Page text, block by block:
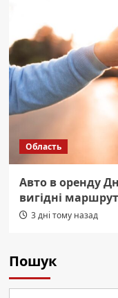
Область
Авто в оренду
вигідні
3 дні тому назад
Пошук